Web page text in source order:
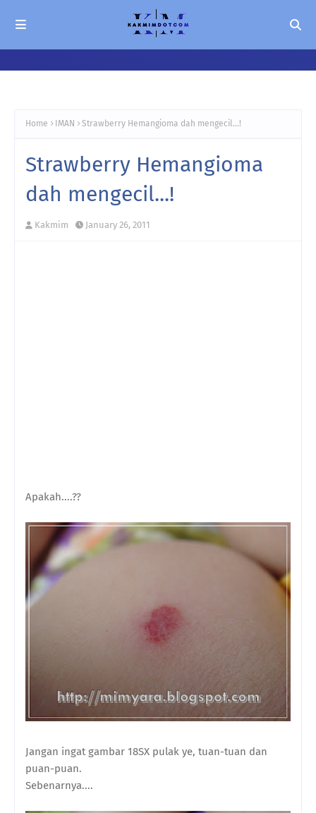
Home IMAN Strawberry Hemangioma dah mengecil...!
Strawberry Hemangioma
dah mengecil...!
Kakmim January 26, 2011
Apakah....??
Jangan ingat gambar 18SX pulak ye, tuan-tuan dan
puan-puan.
Sebenarnya....